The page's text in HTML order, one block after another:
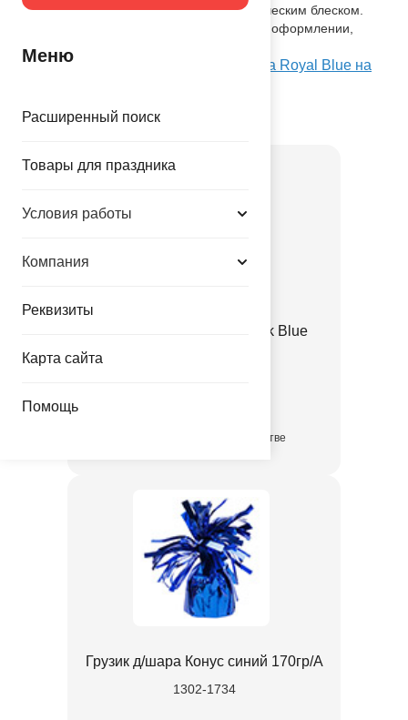
Меню
Расширенный поиск
Товары для праздника
Условия работы
Компания
Реквизиты
Карта сайта
Помощь
латекса. Тип металлик - шар с металлическим блеском.
Предназначенный для использования в оформлении,
идеален для рекламной печати.
Посмотреть В 85/079 Металлик Экстра Royal Blue на
Товар из коллекции
Е 12" Пастель Retro Black Blue
в достаточном количестве
Грузик д/шара Конус синий 170гр/A
1302-1734